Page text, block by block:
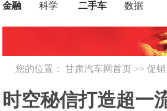
金融
科学
二手车
数据
您的位置：甘肃汽车网首页 >>促销
时空秘信打造超一